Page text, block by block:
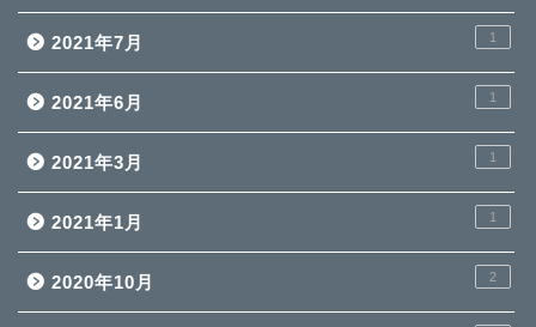
2021年7月 1
2021年6月 1
2021年3月 1
2021年1月 1
2020年10月 2